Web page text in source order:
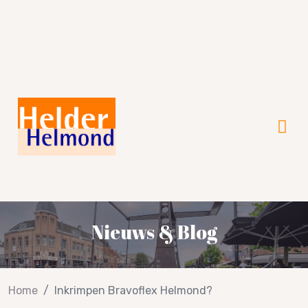
Nieuws & Blog
Home Inkrimpen Bravoflex Helmond?